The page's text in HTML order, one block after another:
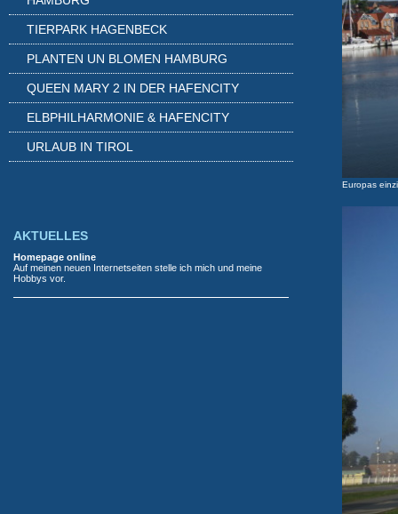
Europas
TIERPARK HAGENBECK
PLANTEN UN BLOMEN HAMBURG
QUEEN MARY 2 IN DER HAFENCITY
ELBPHILHARMONIE & HAFENCITY
URLAUB IN TIROL
AKTUELLES
Homepage online
Auf meinen neuen Internetseiten stelle ich mich und meine
Hobbys vor.